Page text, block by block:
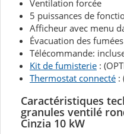
Ventilation forcée
5 puissances de
Afficheur avec menu
Évacuation des
Télécommande:
Kit de fumisterie :
Thermostat connecté :
Caractéristiques
granules ventilé
Cinzia 10 kW